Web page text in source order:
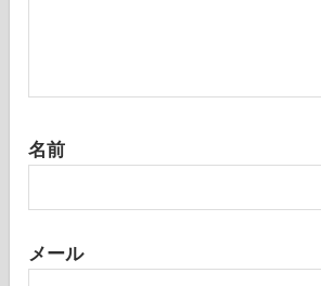
名前
メール